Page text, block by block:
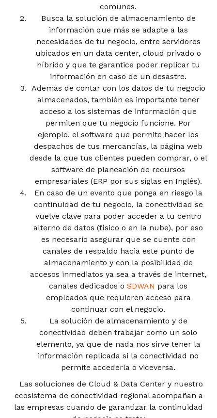
comunes.
Busca la solución de almacenamiento de
información que más se adapte a las
necesidades de tu negocio, entre servidores
ubicados en un data center, cloud privado o
híbrido y que te garantice poder replicar tu
información en caso de un desastre.
Además de contar con los datos de tu negocio
almacenados, también es importante tener
acceso a los sistemas de información que
permiten que tu negocio funcione. Por
ejemplo, el software que permite hacer los
despachos de tus mercancías, la página web
desde la que tus clientes pueden comprar, o el
software de planeación de recursos
empresariales (ERP por sus siglas en Inglés).
En caso de un evento que ponga en riesgo la
continuidad de tu negocio, la conectividad se
vuelve clave para poder acceder a tu centro
alterno de datos (físico o en la nube), por eso
es necesario asegurar que se cuente con
canales de respaldo hacia este punto de
almacenamiento y con la posibilidad de
accesos inmediatos ya sea a través de internet,
canales dedicados o SDWAN para los
empleados que requieren acceso para
continuar con el negocio.
La solución de almacenamiento y de
conectividad deben trabajar como un solo
elemento, ya que de nada nos sirve tener la
información replicada si la conectividad no
permite accederla o viceversa.
Las soluciones de Cloud & Data Center y nuestro
ecosistema de conectividad regional acompañan a
las empresas cuando de garantizar la continuidad